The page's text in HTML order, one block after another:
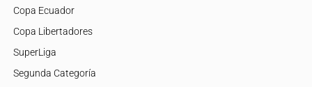
Copa Ecuador
Copa Libertadores
SuperLiga
Segunda Categoría